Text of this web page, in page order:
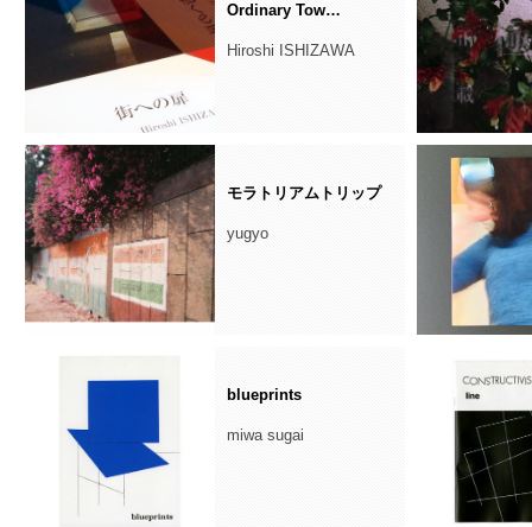
Ordinary Tow…
Hiroshi ISHIZAWA
モラトリアムトリップ
yugyo
blueprints
miwa sugai